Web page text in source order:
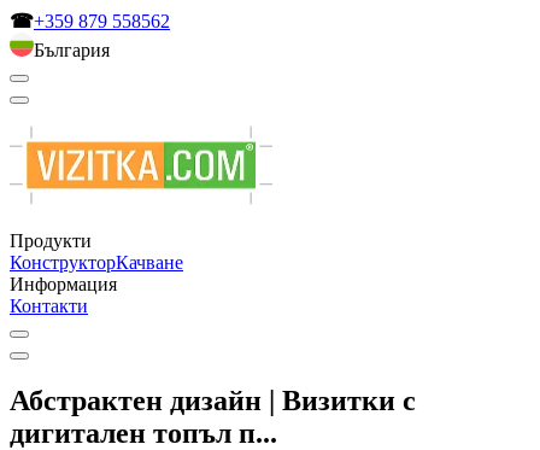
☎+359 879 558562
България
Продукти
КонструкторКачване
Информация
Контакти
Абстрактен дизайн | Визитки с
дигитален топъл п...